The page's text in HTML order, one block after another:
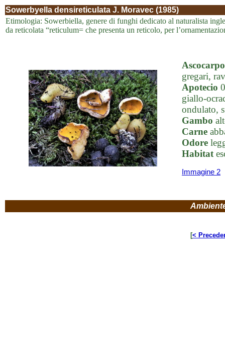
Sowerbyella densireticulata J. Moravec (1985)
Etimologia: Sowerbiella, genere di funghi dedicato al naturalista
da reticolata “reticulum= che presenta un reticolo, per
Ascocarpo
gregari,
Apotecio
giallo-
ondulato,
Gambo
Carne
Odore
Habitat
Immagine 2
[<